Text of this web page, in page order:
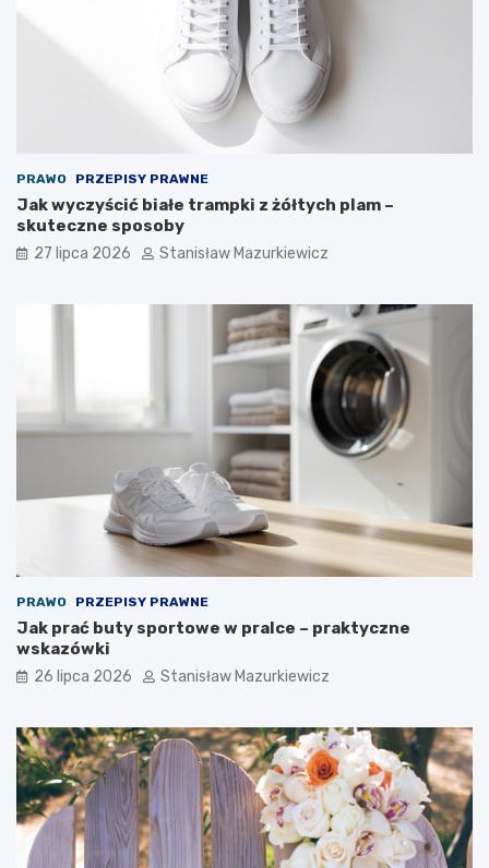
PRAWO PRZEPISY PRAWNE
Jak wyczyścić białe trampki z żółtych plam –
skuteczne sposoby
27 lipca 2026 Stanisław Mazurkiewicz
PRAWO PRZEPISY PRAWNE
Jak prać buty sportowe w pralce – praktyczne
wskazówki
26 lipca 2026 Stanisław Mazurkiewicz